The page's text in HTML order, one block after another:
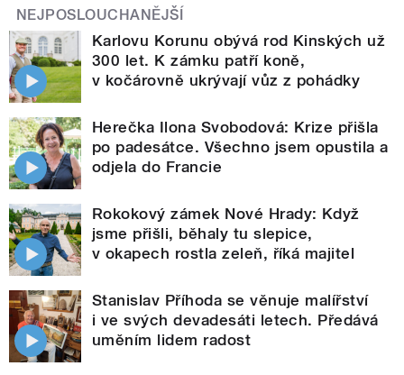
NEJPOSLOUCHANĚJŠÍ
Karlovu Korunu obývá rod Kinských už
300 let. K zámku patří koně,
v kočárovně ukrývají vůz z pohádky
Herečka Ilona Svobodová: Krize přišla
po padesátce. Všechno jsem opustila a
odjela do Francie
Rokokový zámek Nové Hrady: Když
jsme přišli, běhaly tu slepice,
v okapech rostla zeleň, říká majitel
Stanislav Příhoda se věnuje malířství
i ve svých devadesáti letech. Předává
uměním lidem radost